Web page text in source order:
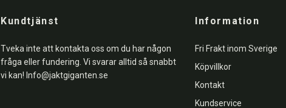
Kundtjänst
Tveka inte att kontakta oss om du har någon
fråga eller fundering. Vi svarar alltid så snabbt
vi kan! Info@jaktgiganten.se
Information
Fri Frakt inom Sverige
Köpvillkor
Kontakt
Kundservice